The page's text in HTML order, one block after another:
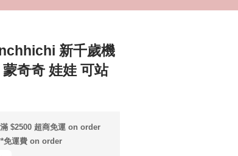
新千歲機
奇奇 娃娃 可站
$2500 超商免運 on order
免運費 on order